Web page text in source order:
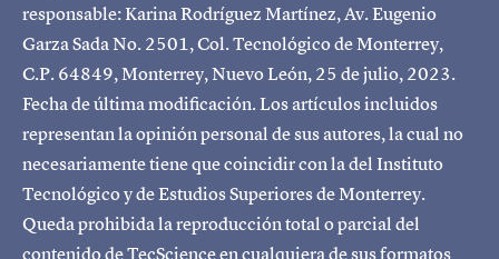
responsable: Karina Rodríguez Martínez, Av. Eugenio
Garza Sada No. 2501, Col. Tecnológico de Monterrey,
C.P. 64849, Monterrey, Nuevo León, 25 de julio, 2023.
Fecha de última modificación. Los artículos incluidos
representan la opinión personal de sus autores, la cual no
necesariamente tiene que coincidir con la del Instituto
Tecnológico y de Estudios Superiores de Monterrey.
Queda prohibida la reproducción total o parcial del
contenido de TecScience en cualquiera de sus formatos